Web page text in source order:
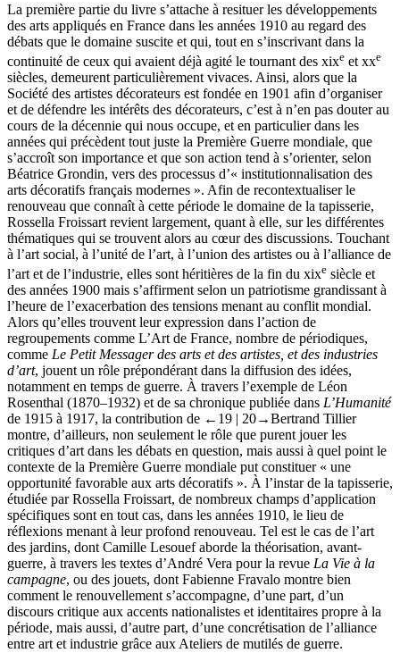
La première partie du livre s’attache à resituer les développements
des arts appliqués en France dans les années 1910 au regard des
débats que le domaine suscite et qui, tout en s’inscrivant dans la
continuité de ceux qui avaient déjà agité le tournant des xixe et xxe
siècles, demeurent particulièrement vivaces. Ainsi, alors que la
Société des artistes décorateurs est fondée en 1901 afin d’organiser
et de défendre les intérêts des décorateurs, c’est à n’en pas douter au
cours de la décennie qui nous occupe, et en particulier dans les
années qui précèdent tout juste la Première Guerre mondiale, que
s’accroît son importance et que son action tend à s’orienter, selon
Béatrice Grondin, vers des processus d’« institutionnalisation des
arts décoratifs français modernes ». Afin de recontextualiser le
renouveau que connaît à cette période le domaine de la tapisserie,
Rossella Froissart revient largement, quant à elle, sur les différentes
thématiques qui se trouvent alors au cœur des discussions. Touchant
à l’art social, à l’unité de l’art, à l’union des artistes ou à l’alliance de
l’art et de l’industrie, elles sont héritières de la fin du xixe siècle et
des années 1900 mais s’affirment selon un patriotisme grandissant à
l’heure de l’exacerbation des tensions menant au conflit mondial.
Alors qu’elles trouvent leur expression dans l’action de
regroupements comme L’Art de France, nombre de périodiques,
comme Le Petit Messager des arts et des artistes, et des industries
d’art, jouent un rôle prépondérant dans la diffusion des idées,
notamment en temps de guerre. À travers l’exemple de Léon
Rosenthal (1870–1932) et de sa chronique publiée dans L’Humanité
de 1915 à 1917, la contribution de ←19 | 20→Bertrand Tillier
montre, d’ailleurs, non seulement le rôle que purent jouer les
critiques d’art dans les débats en question, mais aussi à quel point le
contexte de la Première Guerre mondiale put constituer « une
opportunité favorable aux arts décoratifs ». À l’instar de la tapisserie,
étudiée par Rossella Froissart, de nombreux champs d’application
spécifiques sont en tout cas, dans les années 1910, le lieu de
réflexions menant à leur profond renouveau. Tel est le cas de l’art
des jardins, dont Camille Lesouef aborde la théorisation, avant-
guerre, à travers les textes d’André Vera pour la revue La Vie à la
campagne, ou des jouets, dont Fabienne Fravalo montre bien
comment le renouvellement s’accompagne, d’une part, d’un
discours critique aux accents nationalistes et identitaires propre à la
période, mais aussi, d’autre part, d’une concrétisation de l’alliance
entre art et industrie grâce aux Ateliers de mutilés de guerre.